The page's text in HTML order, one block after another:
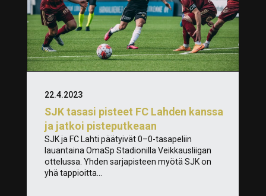
SJK tasasi pisteet FC Lahden kanssa
ja jatkoi pisteputkeaan
22.4.2023
SJK ja FC Lahti päätyivät 0–0-tasapeliin
lauantaina OmaSp Stadionilla Veikkausliigan
ottelussa. Yhden sarjapisteen myötä SJK on
yhä tappioitta...